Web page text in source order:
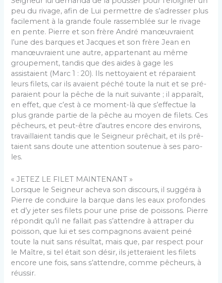
peu du rivage, afin de Lui permettre de s’adresser plus
facilement à la grande foule rassem­blée sur le rivage
en pente. Pierre et son frère André manœuvraient
l’une des barques et Jacques et son frère Jean en
manœuvraient une autre, appartenant au même
groupement, tandis que des aides à gage les
assistaient (Marc 1 : 20). Ils nettoyaient et réparaient
leurs filets, car ils avaient péché toute la nuit et se pré­
paraient pour la pêche de la nuit suivante ; il apparaît,
en effet, que c’est à ce moment-là que s’effectue la
plus grande partie de la pêche au moyen de filets. Ces
pêcheurs, et peut-être d’autres encore des environs,
travaillaient tandis que le Seigneur prêchait, et ils prê­
taient sans doute une attention soutenue à ses paro­
les.
« JETEZ LE FILET MAINTENANT »
Lorsque le Seigneur acheva son discours, il sug­géra à
Pierre de conduire la barque dans les eaux profondes
et d’y jeter ses filets pour une prise de pois­sons. Pierre
répondit qu’il ne fallait pas s’attendre à attraper du
poisson, que lui et ses compagnons avaient peiné
toute la nuit sans résultat, mais que, par respect pour
le Maître, si tel était son désir, ils jetteraient les filets
encore une fois, sans s’attendre, comme pê­cheurs, à
réussir.